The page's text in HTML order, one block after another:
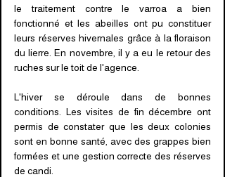
le traitement contre le varroa a bien
fonctionné et les abeilles ont pu constituer
leurs réserves hivernales grâce à la floraison
du lierre. En novembre, il y a eu le retour des
ruches sur le toit de l'agence.
L'hiver se déroule dans de bonnes
conditions. Les visites de fin décembre ont
permis de constater que les deux colonies
sont en bonne santé, avec des grappes bien
formées et une gestion correcte des réserves
de candi.